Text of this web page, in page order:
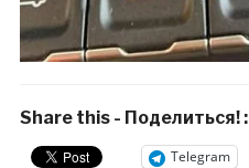
Share this - Поделиться! :
Telegram